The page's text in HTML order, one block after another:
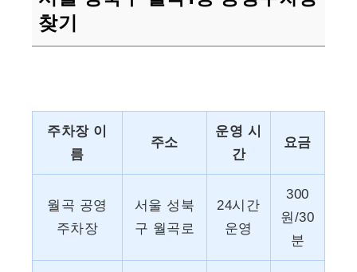
찾기
주차장 이
름
주소
운영 시
간
요금
월곡 공영
주차장
서울 성북
구 월곡로
24시간
운영
300
원/30
분